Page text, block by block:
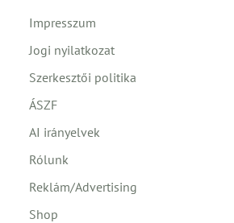
Impresszum
Jogi nyilatkozat
Szerkesztői politika
ÁSZF
AI irányelvek
Rólunk
Reklám/Advertising
Shop